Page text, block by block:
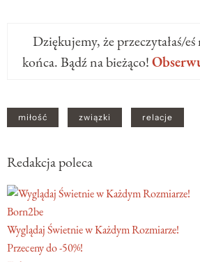
Dziękujemy, że przeczytałaś/
końca. Bądź na bieżąco!
miłość związki relacje
Redakcja poleca
Born2be
Wyglądaj Świetnie w Każdym Rozmiarze!
Przeceny do -50%!